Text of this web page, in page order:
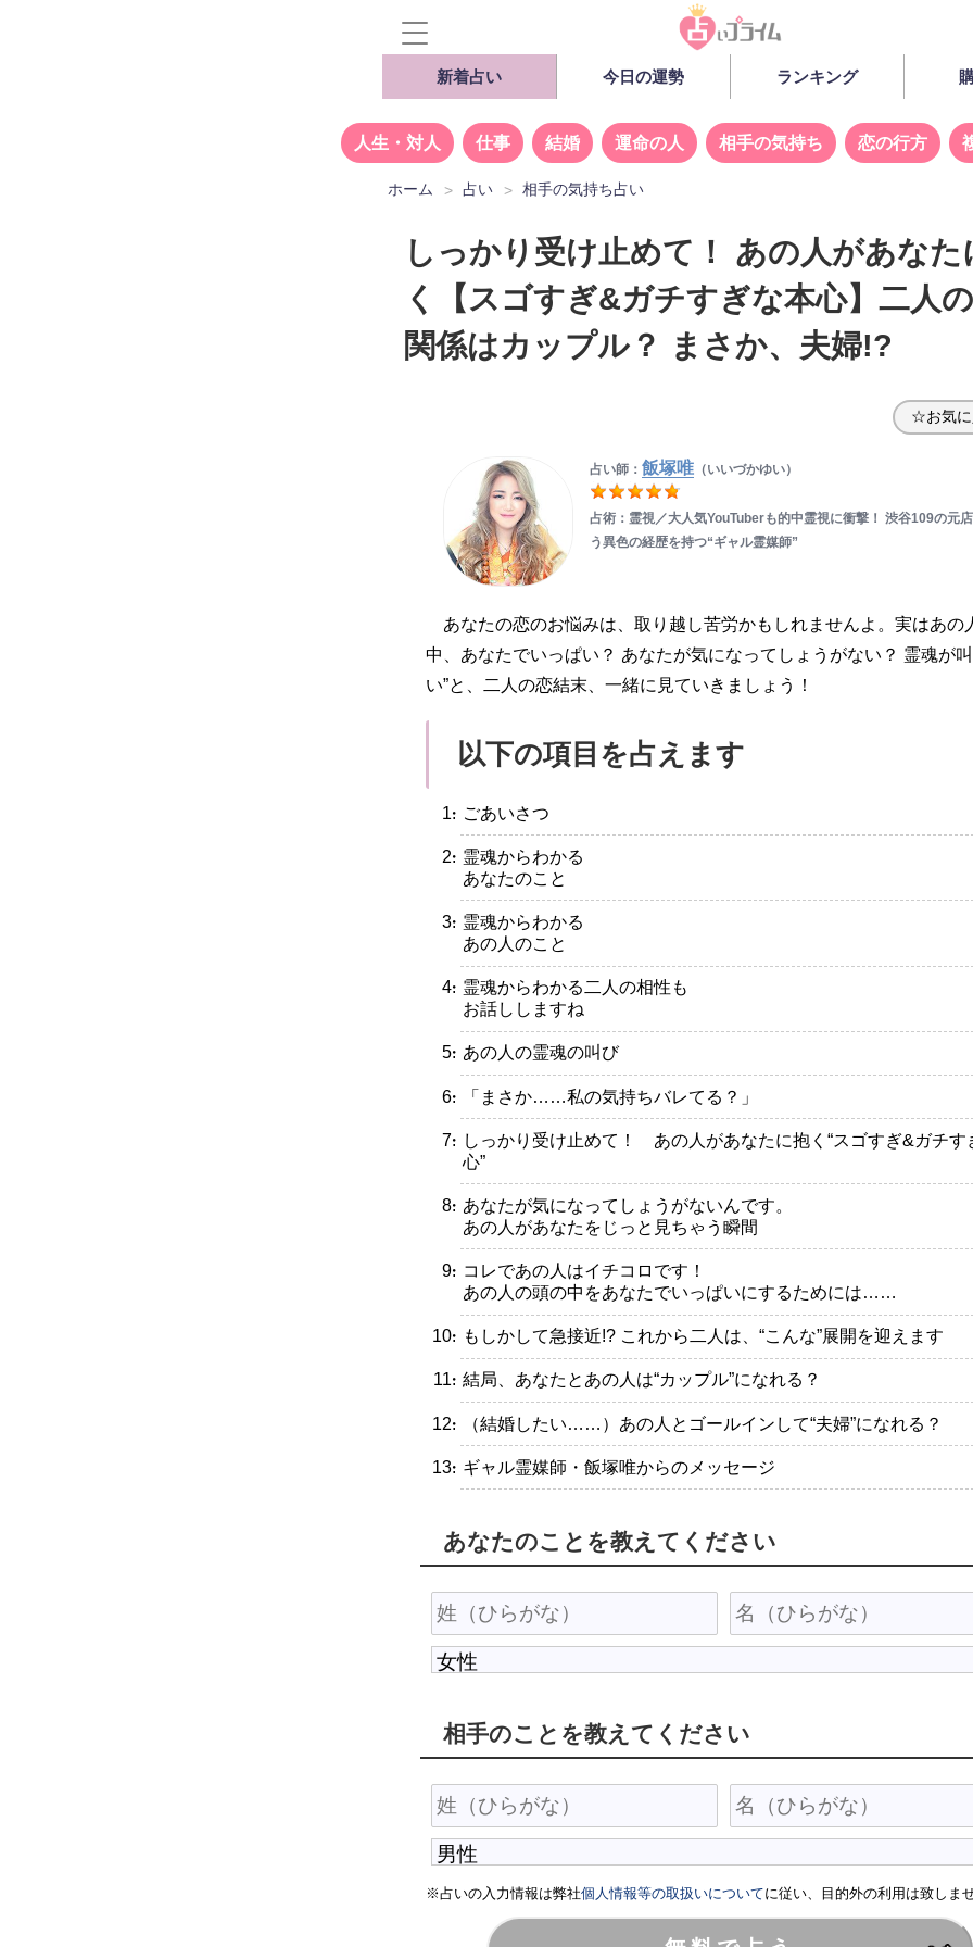
新着占い 今日の運勢 ランキング
人生・対人 仕事 結婚 運命の人 相手の気持ち 恋の行方
ホーム 占い 相手の気持ち占い
しっかり受け止めて！ あの人があなた
く【スゴすぎ&ガチすぎな本心】二人
関係はカップル？ まさか、夫婦!?
☆お気に
占い師： 飯塚唯（いいづかゆい）
占術：霊視／大人気YouTuberも的中霊視に衝撃！ 渋谷109の元
う異色の経歴を持つ“ギャル霊媒師”
あなたの恋のお悩みは、取り越し苦労かもしれませんよ。実はあの
中、あなたでいっぱい？ あなたが気になってしょうがない？ 霊魂が叫
い”と、二人の恋結末、一緒に見ていきましょう！
以下の項目を占えます
・ごあいさつ
・霊魂からわかる
あなたのこと
・霊魂からわかる
あの人のこと
・霊魂からわかる二人の相性も
お話ししますね
・あの人の霊魂の叫び
・「まさか……私の気持ちバレてる？」
・しっかり受け止めて！ あの人があなたに抱く“スゴすぎ&ガチす
心”
・あなたが気になってしょうがないんです。
あの人があなたをじっと見ちゃう瞬間
・コレであの人はイチコロです！
あの人の頭の中をあなたでいっぱいにするためには……
・もしかして急接近!? これから二人は、“こんな”展開を迎えます
・結局、あなたとあの人は“カップル”になれる？
・（結婚したい……）あの人とゴールインして“夫婦”になれる？
・ギャル霊媒師・飯塚唯からのメッセージ
あなたのことを教えてください
相手のことを教えてください
※占いの入力情報は弊社個人情報等の取扱いについてに従い、目的外の利用は致しま